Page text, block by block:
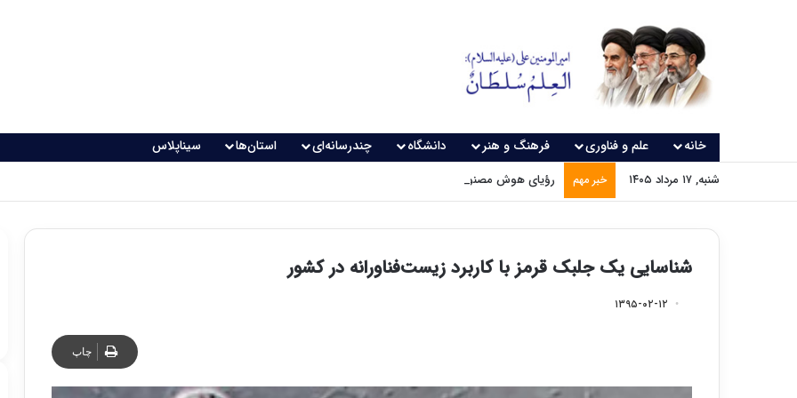
خانه علم و فناوری فرهنگ و هنر دانشگاه چندرسانه‌ای استان‌ها سیناپلاس
شنبه, ۱۷ مرداد ۱۴۰۵ خبر مهم رؤیای هوش مصنوعی چه زمانی واقعی می‌شود؟
شناسایی یک جلبک قرمز با کاربرد زیست‌فناورانه در کشور
۱۳۹۵-۰۲-۱۲
چاپ